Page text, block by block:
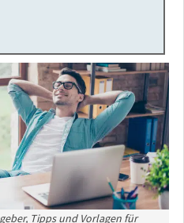
Tipps und Vorlagen für